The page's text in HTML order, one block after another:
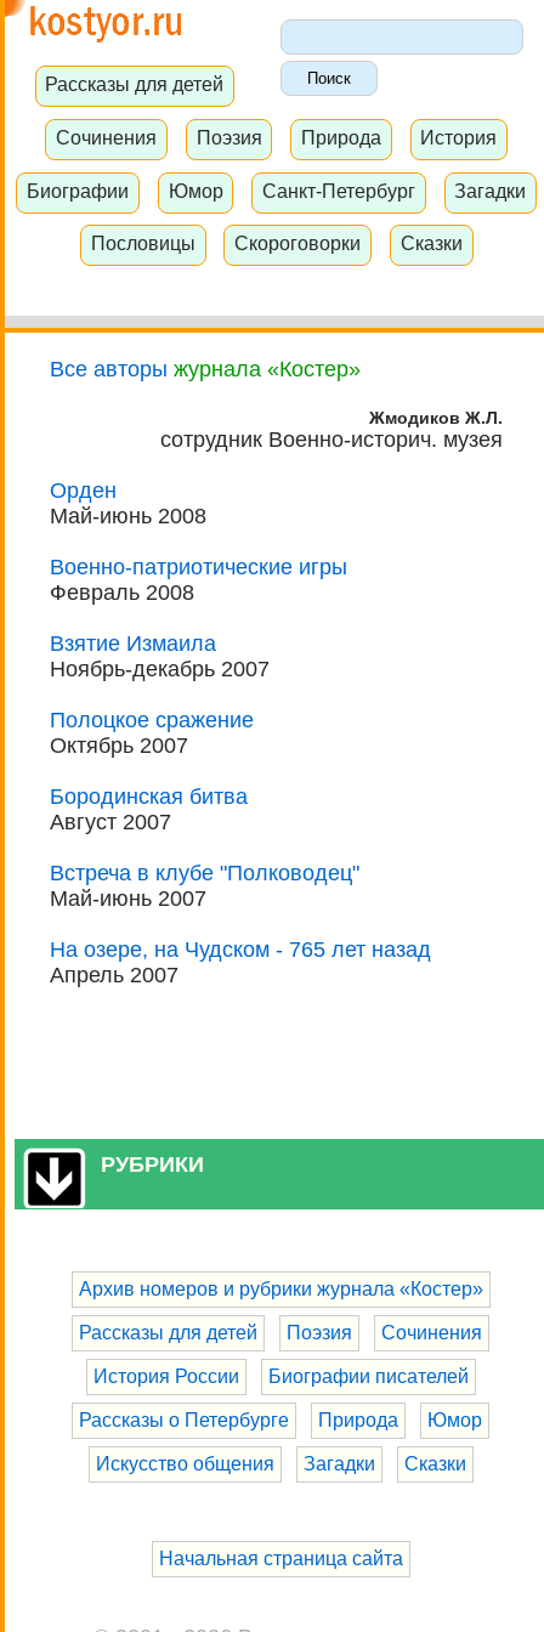
Рассказы для детей
Сочинения Поэзия Природа История
Биографии Юмор Санкт-Петербург Загадки
Пословицы Скороговорки Сказки
Все авторы журнала «Костер»
Жмодиков Ж.Л.
сотрудник Военно-историч. музея
Орден
Май-июнь 2008
Военно-патриотические игры
Февраль 2008
Взятие Измаила
Ноябрь-декабрь 2007
Полоцкое сражение
Октябрь 2007
Бородинская битва
Август 2007
Встреча в клубе "Полководец"
Май-июнь 2007
На озере, на Чудском - 765 лет назад
Апрель 2007
РУБРИКИ
Архив номеров и рубрики журнала «Костер»
Рассказы для детей Поэзия Сочинения
История России Биографии писателей
Рассказы о Петербурге Природа Юмор
Искусство общения Загадки Сказки
Начальная страница сайта